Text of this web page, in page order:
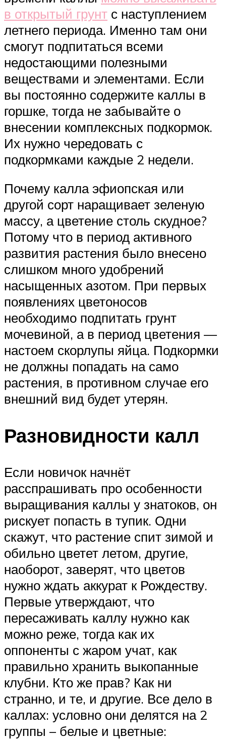
в открытый грунт с наступлением
летнего периода. Именно там они
смогут подпитаться всеми
недостающими полезными
веществами и элементами. Если
вы постоянно содержите каллы в
горшке, тогда не забывайте о
внесении комплексных подкормок.
Их нужно чередовать с
подкормками каждые 2 недели.
Почему калла эфиопская или
другой сорт наращивает зеленую
массу, а цветение столь скудное?
Потому что в период активного
развития растения было внесено
слишком много удобрений
насыщенных азотом. При первых
появлениях цветоносов
необходимо подпитать грунт
мочевиной, а в период цветения —
настоем скорлупы яйца. Подкормки
не должны попадать на само
растения, в противном случае его
внешний вид будет утерян.
Разновидности калл
Если новичок начнёт
расспрашивать про особенности
выращивания каллы у знатоков, он
рискует попасть в тупик. Одни
скажут, что растение спит зимой и
обильно цветет летом, другие,
наоборот, заверят, что цветов
нужно ждать аккурат к Рождеству.
Первые утверждают, что
пересаживать каллу нужно как
можно реже, тогда как их
оппоненты с жаром учат, как
правильно хранить выкопанные
клубни. Кто же прав? Как ни
странно, и те, и другие. Все дело в
каллах: условно они делятся на 2
группы – белые и цветные: